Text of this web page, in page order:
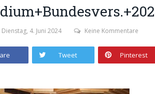
Dienstag, 4. Juni 2024 Keine Kommentare
Tweet Pinterest